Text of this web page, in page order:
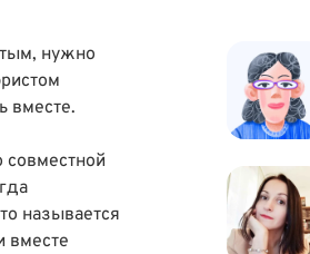
нужно
вместе.
называется
вместе